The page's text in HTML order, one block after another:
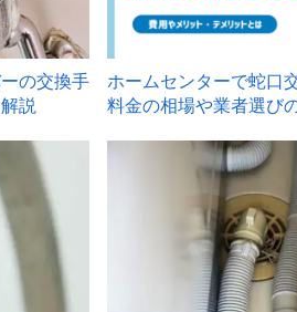
の交換手
説
ホームセンターで蛇口
料金の相場や業者選び